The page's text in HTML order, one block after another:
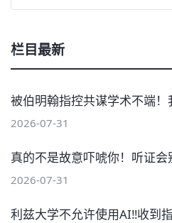
栏目最新
被伯明翰指控共谋学术不端！
2026-07-31
真的不是故意吓唬你！听证
2026-07-31
利兹大学不允许使用AI‼️收到